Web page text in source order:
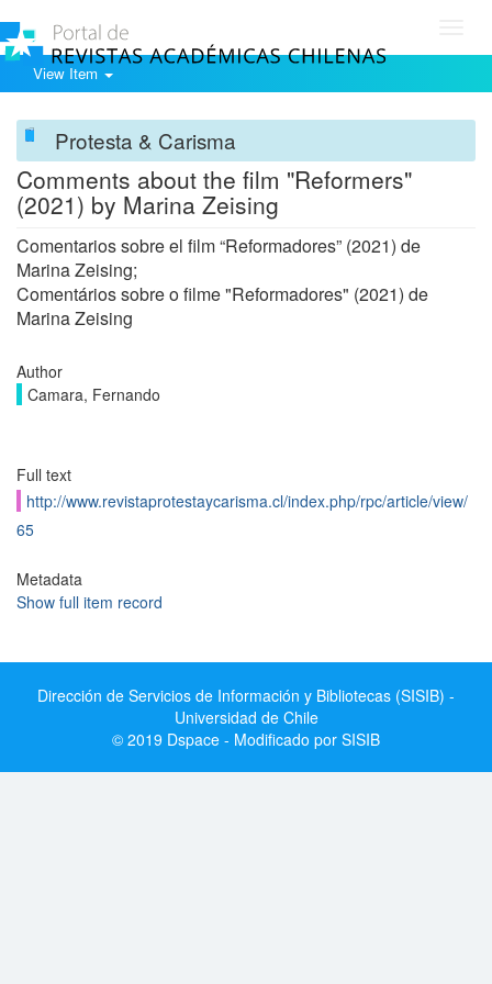
View Item
Protesta & Carisma
Comments about the film "Reformers"
(2021) by Marina Zeising
Comentarios sobre el film “Reformadores” (2021) de
Marina Zeising;
Comentários sobre o filme "Reformadores" (2021) de
Marina Zeising
Author
Camara, Fernando
Full text
http://www.revistaprotestaycarisma.cl/index.php/rpc/article/view/
65
Metadata
Show full item record
Dirección de Servicios de Información y Bibliotecas (SISIB) -
Universidad de Chile
© 2019 Dspace - Modificado por SISIB